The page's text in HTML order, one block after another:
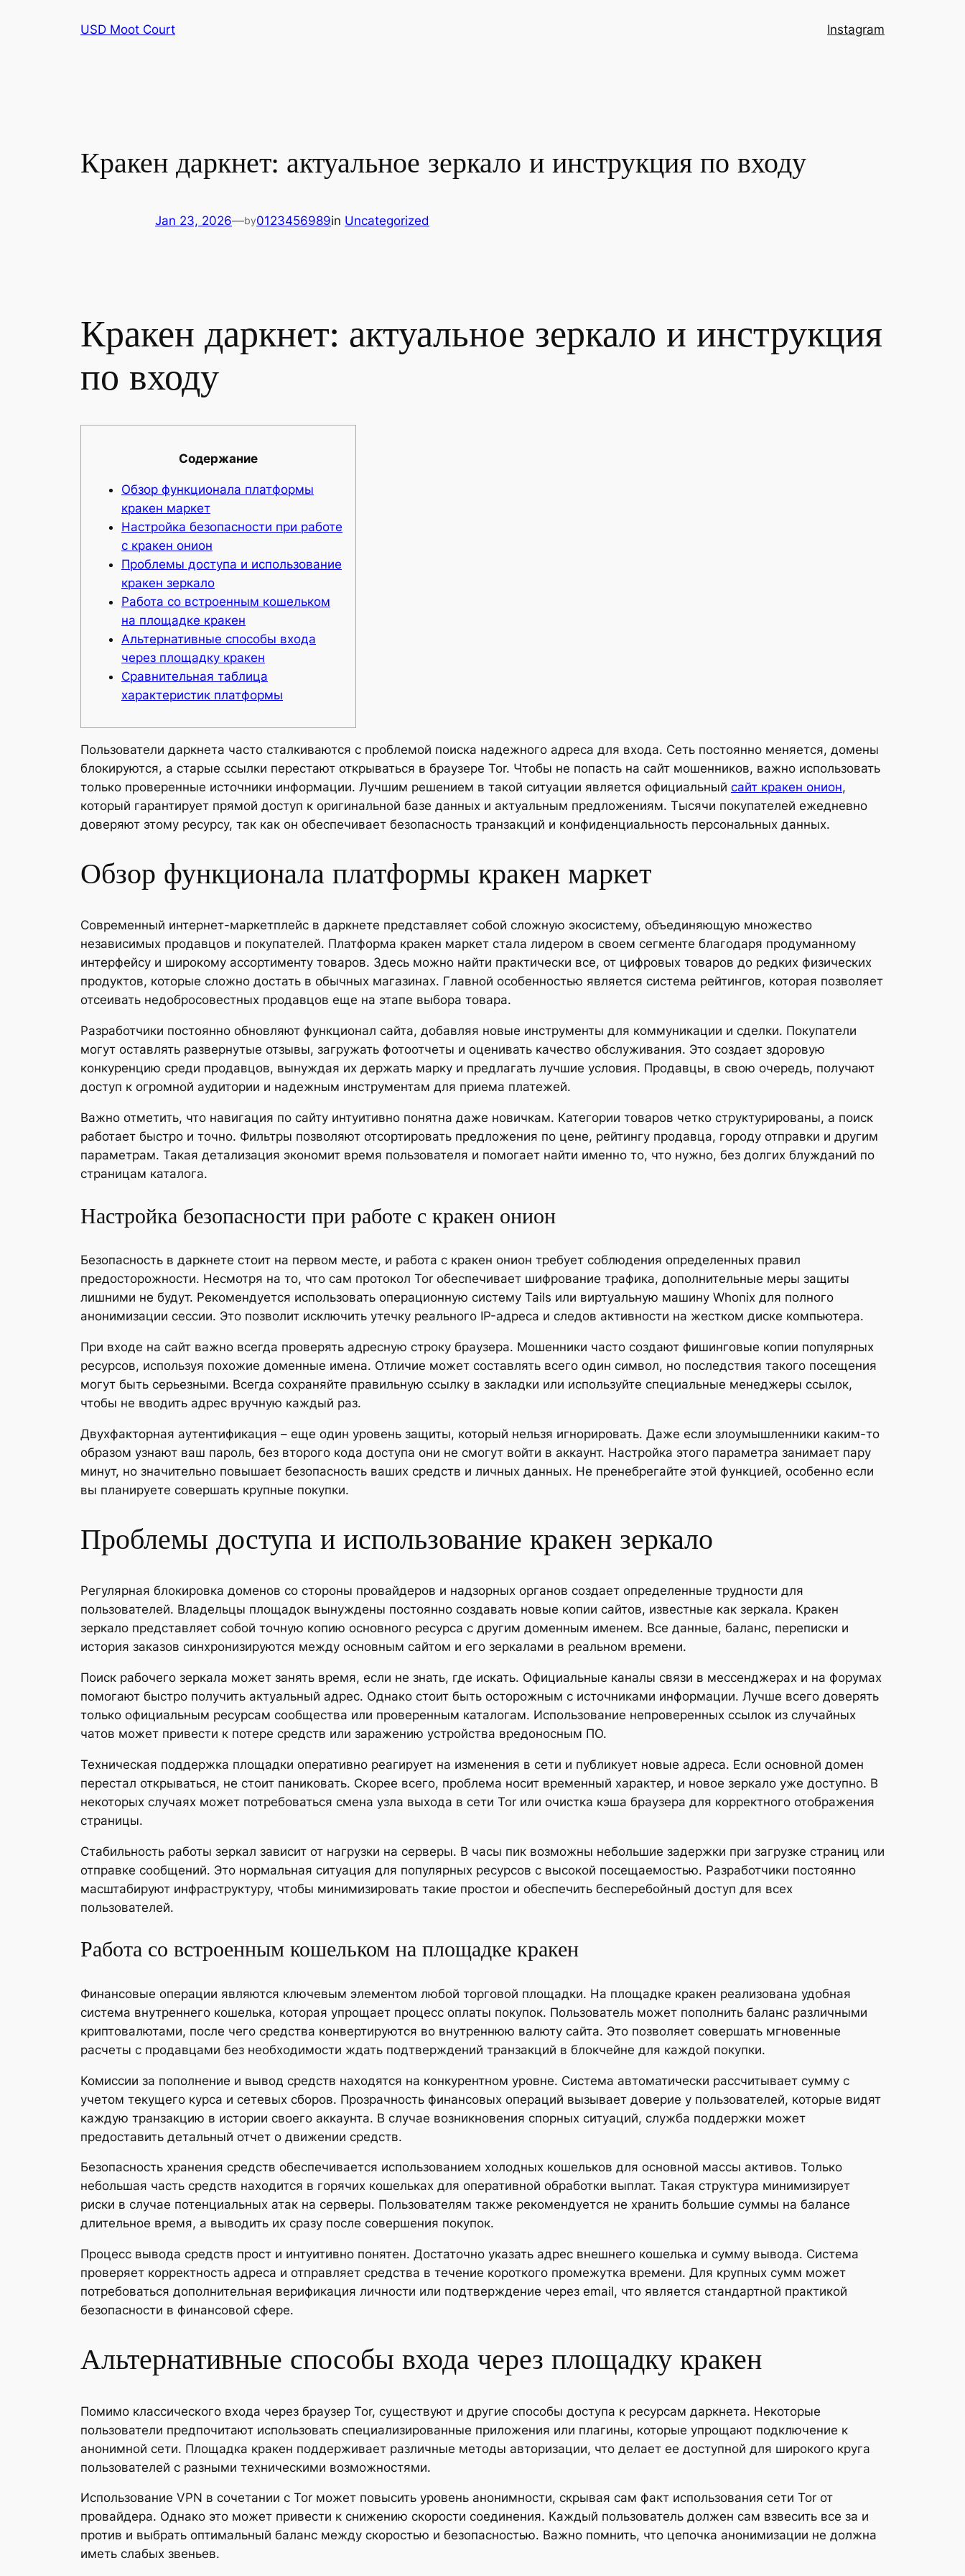
USD Moot Court Instagram
Кракен даркнет: актуальное зеркало и инструкция по входу
Jan 23, 2026—by0123456989in Uncategorized
Кракен даркнет: актуальное зеркало и инструкция
по входу
Содержание
Обзор функционала платформы
кракен маркет
Настройка безопасности при работе
с кракен онион
Проблемы доступа и использование
кракен зеркало
Работа со встроенным кошельком
на площадке кракен
Альтернативные способы входа
через площадку кракен
Сравнительная таблица
характеристик платформы
Пользователи даркнета часто сталкиваются с проблемой поиска надежного адреса для входа. Сеть постоянно меняется, домены
блокируются, а старые ссылки перестают открываться в браузере Tor. Чтобы не попасть на сайт мошенников, важно использовать
только проверенные источники информации. Лучшим решением в такой ситуации является официальный сайт кракен онион,
который гарантирует прямой доступ к оригинальной базе данных и актуальным предложениям. Тысячи покупателей ежедневно
доверяют этому ресурсу, так как он обеспечивает безопасность транзакций и конфиденциальность персональных данных.
Обзор функционала платформы кракен маркет
Современный интернет-маркетплейс в даркнете представляет собой сложную экосистему, объединяющую множество
независимых продавцов и покупателей. Платформа кракен маркет стала лидером в своем сегменте благодаря продуманному
интерфейсу и широкому ассортименту товаров. Здесь можно найти практически все, от цифровых товаров до редких физических
продуктов, которые сложно достать в обычных магазинах. Главной особенностью является система рейтингов, которая позволяет
отсеивать недобросовестных продавцов еще на этапе выбора товара.
Разработчики постоянно обновляют функционал сайта, добавляя новые инструменты для коммуникации и сделки. Покупатели
могут оставлять развернутые отзывы, загружать фотоотчеты и оценивать качество обслуживания. Это создает здоровую
конкуренцию среди продавцов, вынуждая их держать марку и предлагать лучшие условия. Продавцы, в свою очередь, получают
доступ к огромной аудитории и надежным инструментам для приема платежей.
Важно отметить, что навигация по сайту интуитивно понятна даже новичкам. Категории товаров четко структурированы, а поиск
работает быстро и точно. Фильтры позволяют отсортировать предложения по цене, рейтингу продавца, городу отправки и другим
параметрам. Такая детализация экономит время пользователя и помогает найти именно то, что нужно, без долгих блужданий по
страницам каталога.
Настройка безопасности при работе с кракен онион
Безопасность в даркнете стоит на первом месте, и работа с кракен онион требует соблюдения определенных правил
предосторожности. Несмотря на то, что сам протокол Tor обеспечивает шифрование трафика, дополнительные меры защиты
лишними не будут. Рекомендуется использовать операционную систему Tails или виртуальную машину Whonix для полного
анонимизации сессии. Это позволит исключить утечку реального IP-адреса и следов активности на жестком диске компьютера.
При входе на сайт важно всегда проверять адресную строку браузера. Мошенники часто создают фишинговые копии популярных
ресурсов, используя похожие доменные имена. Отличие может составлять всего один символ, но последствия такого посещения
могут быть серьезными. Всегда сохраняйте правильную ссылку в закладки или используйте специальные менеджеры ссылок,
чтобы не вводить адрес вручную каждый раз.
Двухфакторная аутентификация – еще один уровень защиты, который нельзя игнорировать. Даже если злоумышленники каким-то
образом узнают ваш пароль, без второго кода доступа они не смогут войти в аккаунт. Настройка этого параметра занимает пару
минут, но значительно повышает безопасность ваших средств и личных данных. Не пренебрегайте этой функцией, особенно если
вы планируете совершать крупные покупки.
Проблемы доступа и использование кракен зеркало
Регулярная блокировка доменов со стороны провайдеров и надзорных органов создает определенные трудности для
пользователей. Владельцы площадок вынуждены постоянно создавать новые копии сайтов, известные как зеркала. Кракен
зеркало представляет собой точную копию основного ресурса с другим доменным именем. Все данные, баланс, переписки и
история заказов синхронизируются между основным сайтом и его зеркалами в реальном времени.
Поиск рабочего зеркала может занять время, если не знать, где искать. Официальные каналы связи в мессенджерах и на форумах
помогают быстро получить актуальный адрес. Однако стоит быть осторожным с источниками информации. Лучше всего доверять
только официальным ресурсам сообщества или проверенным каталогам. Использование непроверенных ссылок из случайных
чатов может привести к потере средств или заражению устройства вредоносным ПО.
Техническая поддержка площадки оперативно реагирует на изменения в сети и публикует новые адреса. Если основной домен
перестал открываться, не стоит паниковать. Скорее всего, проблема носит временный характер, и новое зеркало уже доступно. В
некоторых случаях может потребоваться смена узла выхода в сети Tor или очистка кэша браузера для корректного отображения
страницы.
Стабильность работы зеркал зависит от нагрузки на серверы. В часы пик возможны небольшие задержки при загрузке страниц или
отправке сообщений. Это нормальная ситуация для популярных ресурсов с высокой посещаемостью. Разработчики постоянно
масштабируют инфраструктуру, чтобы минимизировать такие простои и обеспечить бесперебойный доступ для всех
пользователей.
Работа со встроенным кошельком на площадке кракен
Финансовые операции являются ключевым элементом любой торговой площадки. На площадке кракен реализована удобная
система внутреннего кошелька, которая упрощает процесс оплаты покупок. Пользователь может пополнить баланс различными
криптовалютами, после чего средства конвертируются во внутреннюю валюту сайта. Это позволяет совершать мгновенные
расчеты с продавцами без необходимости ждать подтверждений транзакций в блокчейне для каждой покупки.
Комиссии за пополнение и вывод средств находятся на конкурентном уровне. Система автоматически рассчитывает сумму с
учетом текущего курса и сетевых сборов. Прозрачность финансовых операций вызывает доверие у пользователей, которые видят
каждую транзакцию в истории своего аккаунта. В случае возникновения спорных ситуаций, служба поддержки может
предоставить детальный отчет о движении средств.
Безопасность хранения средств обеспечивается использованием холодных кошельков для основной массы активов. Только
небольшая часть средств находится в горячих кошельках для оперативной обработки выплат. Такая структура минимизирует
риски в случае потенциальных атак на серверы. Пользователям также рекомендуется не хранить большие суммы на балансе
длительное время, а выводить их сразу после совершения покупок.
Процесс вывода средств прост и интуитивно понятен. Достаточно указать адрес внешнего кошелька и сумму вывода. Система
проверяет корректность адреса и отправляет средства в течение короткого промежутка времени. Для крупных сумм может
потребоваться дополнительная верификация личности или подтверждение через email, что является стандартной практикой
безопасности в финансовой сфере.
Альтернативные способы входа через площадку кракен
Помимо классического входа через браузер Tor, существуют и другие способы доступа к ресурсам даркнета. Некоторые
пользователи предпочитают использовать специализированные приложения или плагины, которые упрощают подключение к
анонимной сети. Площадка кракен поддерживает различные методы авторизации, что делает ее доступной для широкого круга
пользователей с разными техническими возможностями.
Использование VPN в сочетании с Tor может повысить уровень анонимности, скрывая сам факт использования сети Tor от
провайдера. Однако это может привести к снижению скорости соединения. Каждый пользователь должен сам взвесить все за и
против и выбрать оптимальный баланс между скоростью и безопасностью. Важно помнить, что цепочка анонимизации не должна
иметь слабых звеньев.